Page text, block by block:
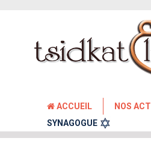
ACCUEIL NOS
SYNAGOGUE